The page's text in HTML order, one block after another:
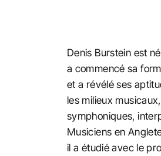
Denis Burstein est
a commencé sa
et a révélé ses
les milieux
symphoniques,
Musiciens en
il a étudié avec le